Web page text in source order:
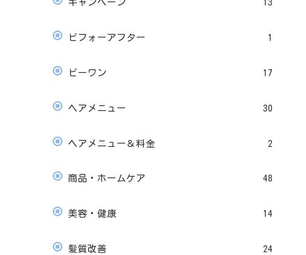
キャンペーン 13
ビフォーアフター 1
ビーワン 17
ヘアメニュー 30
ヘアメニュー＆料金 2
商品・ホームケア 48
美容・健康 14
髪質改善 24